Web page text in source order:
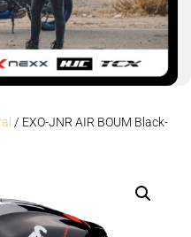
/ EXO-JNR AIR BOUM Black-